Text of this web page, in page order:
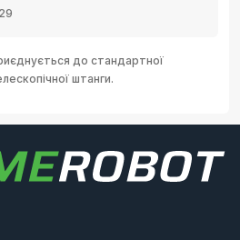
до стандартної
штанги.